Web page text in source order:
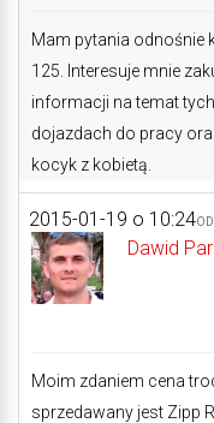
Mam pytania odnośnie
125. Interesuje mnie
informacji na temat
dojazdach do pracy
kocyk z kobietą.
2015-01-19 o 10:24
Dawid
Moim zdaniem cena
sprzedawany jest Zipp